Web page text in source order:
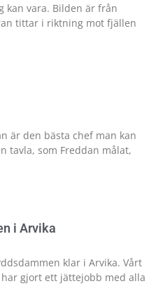
kan vara. Bilden är från
tittar i riktning mot fjällen
är den bästa chef man kan
tavla, som Freddan målat,
i Arvika
klar i Arvika. Vårt
gjort ett jättejobb med alla